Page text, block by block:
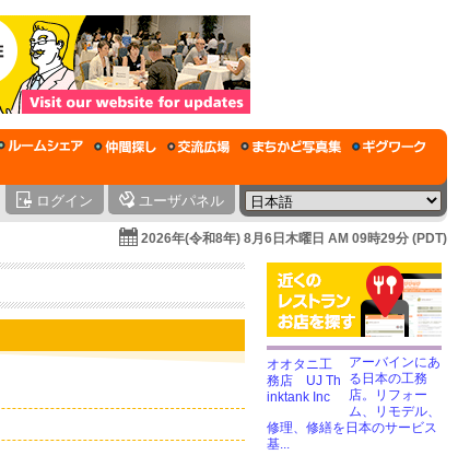
ログイン ユーザパネル
2026年(令和8年) 8月6日木曜日 AM 09時29分 (PDT)
アーバインにあ
る日本の工務
店。リフォー
ム、リモデル、
修理、修繕を日本のサービス
基...